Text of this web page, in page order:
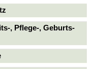
, Pflege-, Geburts-